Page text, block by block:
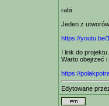
rabi
Jeden z
https://youtu.be/
I link do projektu.
Warto obejrzeć i
https://
Edytowane